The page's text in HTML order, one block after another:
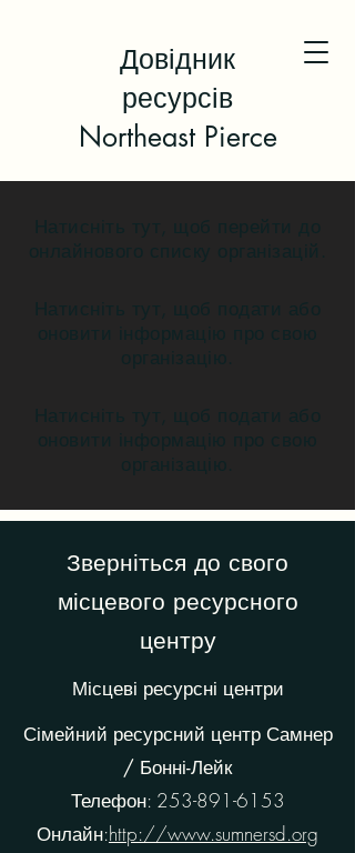
Довідник
ресурсів
Northeast Pierce
Натисніть тут, щоб перейти до
онлайнового списку організацій.
Натисніть тут, щоб подати або
оновити інформацію про свою
організацію.
Натисніть тут, щоб подати або
оновити інформацію про свою
організацію.
Зверніться до свого
місцевого ресурсного
центру
Місцеві ресурсні центри
Сімейний ресурсний центр Самнер
/ Бонні-Лейк
Телефон: 253-891-6153
Онлайн:http://www.sumnersd.org